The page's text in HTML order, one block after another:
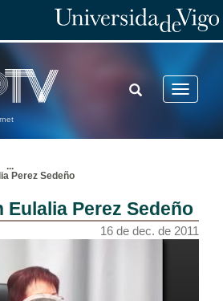
Toggle
TOGGLE
SEARCH
...
Perez Sedeño
Eulalia Perez Sedeño
16 de dec. de 2011